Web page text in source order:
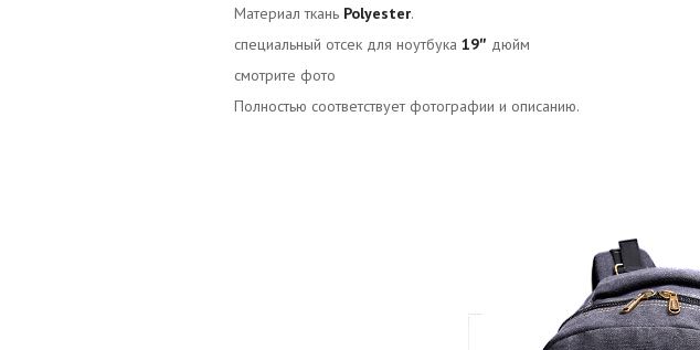
Материал ткань Polyester.
специальный отсек для ноутбука 19″ дюйм
смотрите фото
Полностью соответствует фотографии и описанию.